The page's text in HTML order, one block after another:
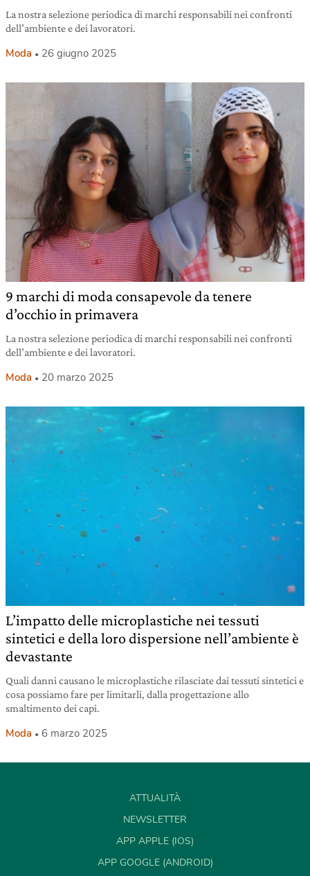
La nostra selezione periodica di marchi responsabili nei confronti
dell’ambiente e dei lavoratori.
Moda 26 giugno 2025
9 marchi di moda consapevole da tenere
d’occhio in primavera
La nostra selezione periodica di marchi responsabili nei confronti
dell’ambiente e dei lavoratori.
Moda 20 marzo 2025
L’impatto delle microplastiche nei tessuti
sintetici e della loro dispersione nell’ambiente è
devastante
Quali danni causano le microplastiche rilasciate dai tessuti sintetici e
cosa possiamo fare per limitarli, dalla progettazione allo
smaltimento dei capi.
Moda 6 marzo 2025
ATTUALITÀ
NEWSLETTER
APP APPLE (IOS)
APP GOOGLE (ANDROID)